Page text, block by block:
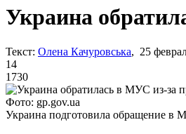
Украина
Текст: Олена Качуровська, 25
14
1730
Фото: gp.gov.ua
Украина подготовила обращение в